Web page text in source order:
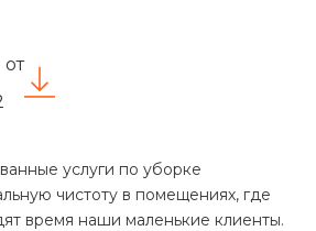
услуги по уборке
чистоту в помещениях, где
время наши маленькие клиенты.